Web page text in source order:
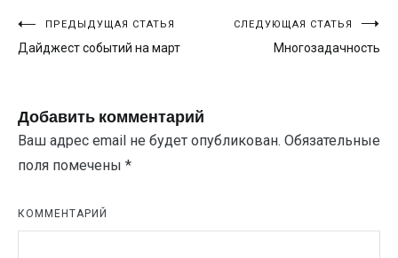
Навигация
по
ПРЕДЫДУЩАЯ СТАТЬЯ
Дайджест событий на март
СЛЕДУЮЩАЯ СТАТЬЯ
Многозадачность
Добавить комментарий
Ваш адрес email не будет опубликован. Обязательные
поля помечены *
КОММЕНТАРИЙ